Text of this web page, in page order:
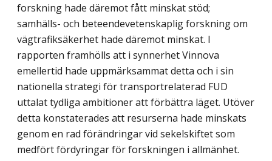
forskning hade däremot fått minskat stöd;
samhälls- och beteendevetenskaplig forskning om
vägtrafiksäkerhet hade däremot minskat. I
rapporten framhölls att i synnerhet Vinnova
emellertid hade uppmärksammat detta och i sin
nationella strategi för transportrelaterad FUD
uttalat tydliga ambitioner att förbättra läget. Utöver
detta konstaterades att resurserna hade minskats
genom en rad förändringar vid sekelskiftet som
medfört fördyringar för forskningen i allmänhet.